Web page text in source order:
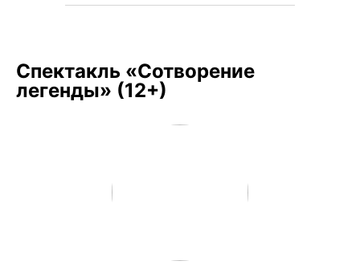
Спектакль «Сотворение
легенды» (12+)